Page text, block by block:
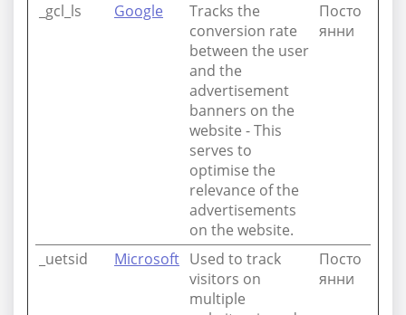
_gcl_ls Google
Tracks the
conversion rate
between the user
and the
advertisement
banners on the
website - This
serves to
optimise the
relevance of the
advertisements
on the website.
Посто
янни
_uetsid Microsoft Used to track
visitors on
multiple
Посто
янни